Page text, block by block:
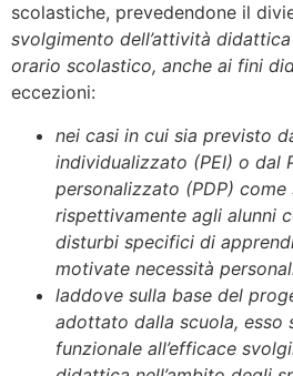
scolastiche, prevedendone il
svolgimento dell’attività
orario scolastico, anche ai fini
eccezioni:
nei casi in cui sia previsto
individualizzato (PEI) o dal
personalizzato (PDP)
rispettivamente agli alunni
disturbi specifici di
motivate necessità
laddove sulla base del
adottato dalla scuola, esso
funzionale all’efficace